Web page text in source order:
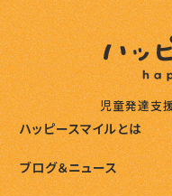
児童発達支
ハッピースマイルとは
ブログ＆ニュース